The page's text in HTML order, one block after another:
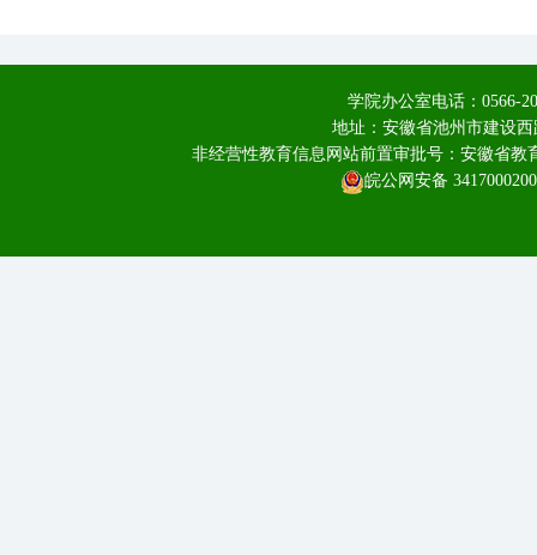
学院办公室电话：0566-
地址：安徽省池州市建设
非经营性教育信息网站前置审批号：安徽省
皖公网安备